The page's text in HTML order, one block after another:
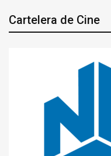
Cartelera de Cine